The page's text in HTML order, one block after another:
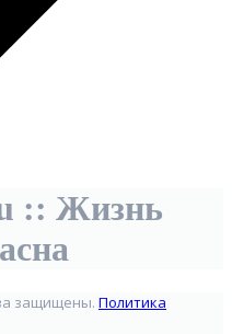
:: Жизнь
защищены. Политика